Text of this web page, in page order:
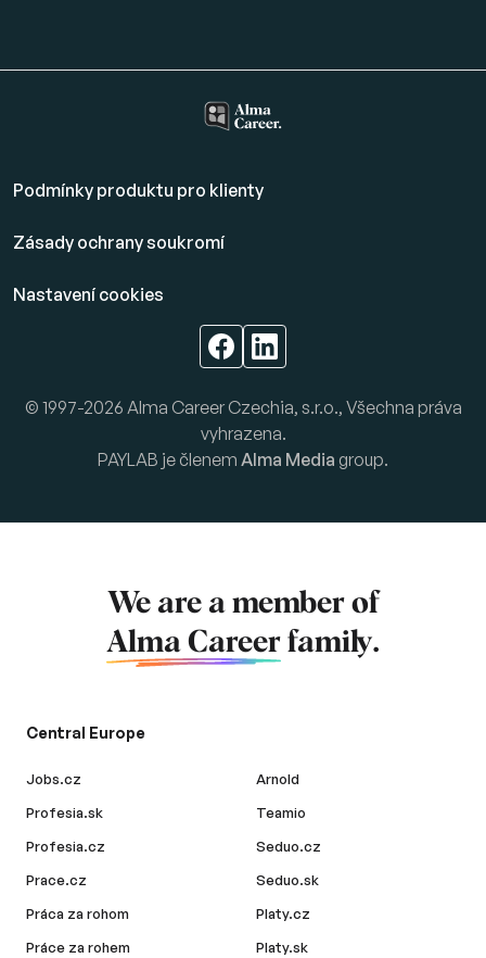
Podmínky produktu pro klienty
Zásady ochrany soukromí
Nastavení cookies
© 1997-2026 Alma Career Czechia, s.r.o., Všechna práva
vyhrazena.
PAYLAB je členem Alma Media group.
We are a member of
Alma Career family.
Central Europe
Jobs.cz
Profesia.sk
Profesia.cz
Prace.cz
Práca za rohom
Práce za rohem
Arnold
Teamio
Seduo.cz
Seduo.sk
Platy.cz
Platy.sk